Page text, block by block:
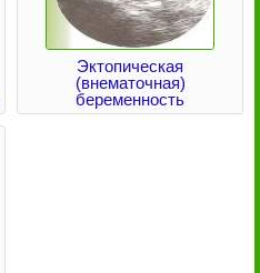
Эктопическая
(внематочная)
беременность